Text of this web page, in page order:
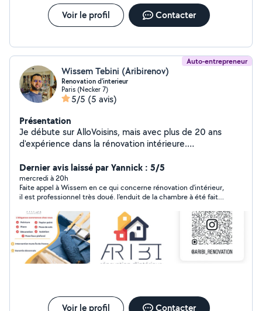
Voir le profil Contacter
Auto-entrepreneur
Wissem Tebini (Aribirenov)
Renovation d'interieur
Paris (Necker 7)
5/5 (5 avis)
Présentation
Je débute sur AlloVoisins, mais avec plus de 20 ans
d'expérience dans la rénovation intérieure.
spécialisé en peinture, enduit et placo. J'accorde une
attention particulière aux détails pour garantir un rendu
propre, soigné et durable. Pour vous rassurer sur la
qualité de mon travail, je vous invite à consulter ma
page Instagram @aribi_renovation, où vous pourrez voir
plusieurs de mes réalisations. Votre satisfaction est ma
priorité
Dernier avis laissé par Yannick : 5/5
mercredi à 20h
Faite appel à Wissem en ce qui concerne rénovation d'intérieur,
il est professionnel très doué. l'enduit de la chambre à été fait
ses prix défis toute concurrence.
Voir le profil Contacter